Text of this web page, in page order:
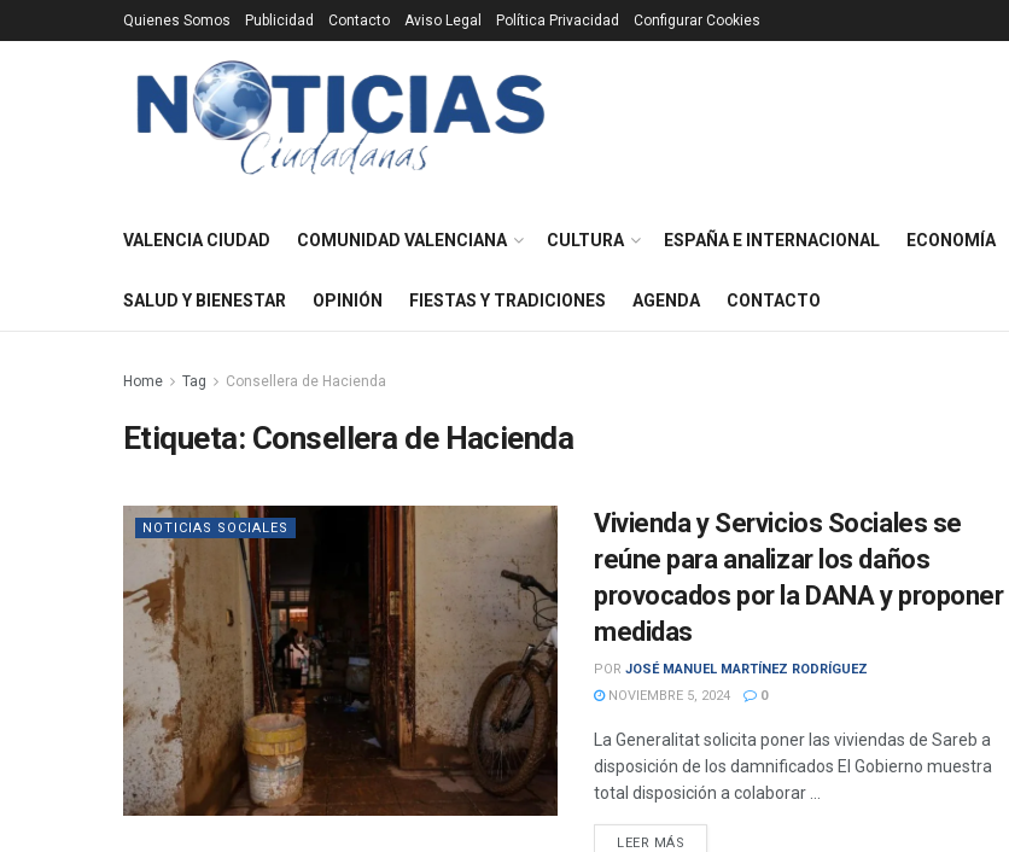
Quienes Somos Publicidad Contacto Aviso Legal Política Privacidad Configurar Cookies
VALENCIA CIUDAD COMUNIDAD VALENCIANA CULTURA ESPAÑA E INTERNACIONAL ECONOMÍA
SALUD Y BIENESTAR OPINIÓN FIESTAS Y TRADICIONES AGENDA CONTACTO
Home Tag Consellera de Hacienda
Etiqueta: Consellera de Hacienda
NOTICIAS SOCIALES
Vivienda y Servicios Sociales se
reúne para analizar los daños
provocados por la DANA y proponer
medidas
POR JOSÉ MANUEL MARTÍNEZ RODRÍGUEZ
NOVIEMBRE 5, 2024
0
La Generalitat solicita poner las viviendas de Sareb a
disposición de los damnificados El Gobierno muestra
total disposición a colaborar ...
LEER MÁS